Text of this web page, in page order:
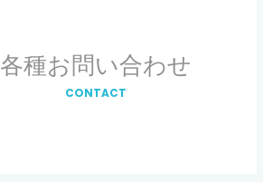
各種お問い合わせ
CONTACT